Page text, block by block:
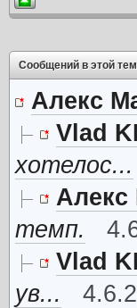
Сообщений в этой
Алекс
Vlad
хотелос...
Алекс
темп.
Vlad
ув...